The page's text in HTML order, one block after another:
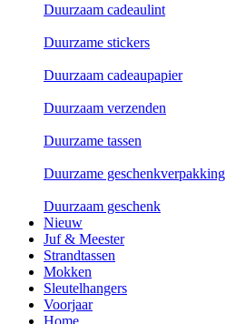
Duurzaam cadeaulint
Duurzame stickers
Duurzaam cadeaupapier
Duurzaam verzenden
Duurzame tassen
Duurzame geschenkverpakking
Duurzaam geschenk
Nieuw
Juf & Meester
Strandtassen
Mokken
Sleutelhangers
Voorjaar
Home